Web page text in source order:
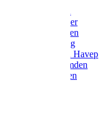
Bodywarmer
Werkbroeken
Zaagkleding
Werkjassen Havep
Thermohemden
Overhemden